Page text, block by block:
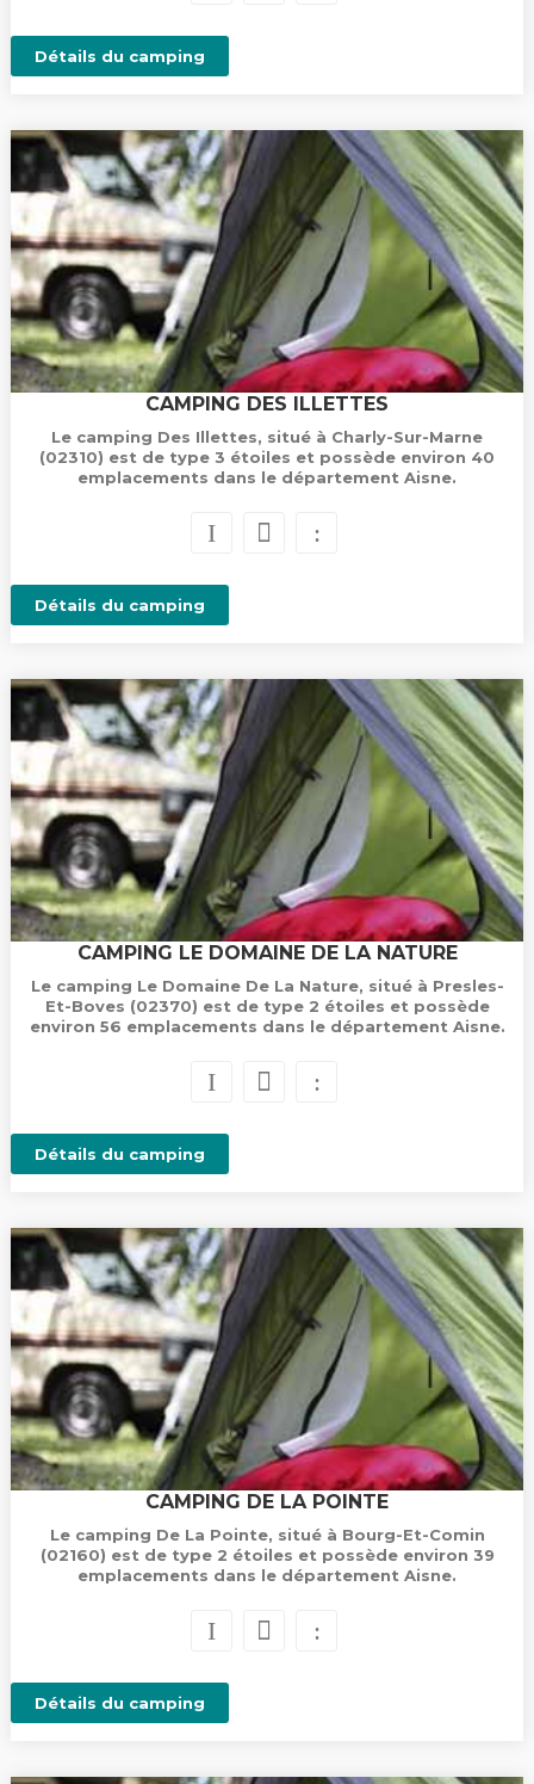
Détails du camping
CAMPING DES ILLETTES
Le camping Des Illettes, situé à Charly-Sur-Marne
(02310) est de type 3 étoiles et possède environ 40
emplacements dans le département Aisne.
Détails du camping
CAMPING LE DOMAINE DE LA NATURE
Le camping Le Domaine De La Nature, situé à Presles-
Et-Boves (02370) est de type 2 étoiles et possède
environ 56 emplacements dans le département Aisne.
Détails du camping
CAMPING DE LA POINTE
Le camping De La Pointe, situé à Bourg-Et-Comin
(02160) est de type 2 étoiles et possède environ 39
emplacements dans le département Aisne.
Détails du camping